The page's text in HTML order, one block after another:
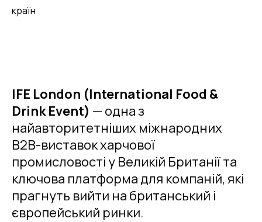
країн
IFE London (International Food &
Drink Event) — одна з
найавторитетніших міжнародних
B2B-виставок харчової
промисловості у Великій Британії та
ключова платформа для компаній, які
прагнуть вийти на британський і
європейський ринки.